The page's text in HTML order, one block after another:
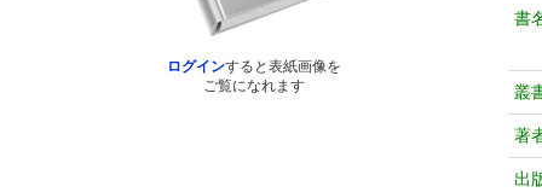
ログインすると表紙画像を
ご覧になれます
書
叢
著
出